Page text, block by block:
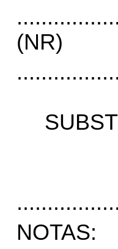
(NR)
NOTAS: